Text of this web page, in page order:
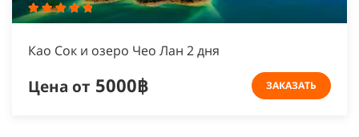
Као Сок и озеро Чео Лан 2 дня
Цена от 5000฿ ЗАКАЗАТЬ